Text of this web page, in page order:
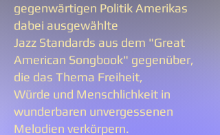
gegenwärtigen Politik Amerikas
dabei ausgewählte
Jazz Standards aus dem "Great
American Songbook" gegenüber,
die das Thema Freiheit,
Würde und Menschlichkeit in
wunderbaren unvergessenen
Melodien verkörpern.